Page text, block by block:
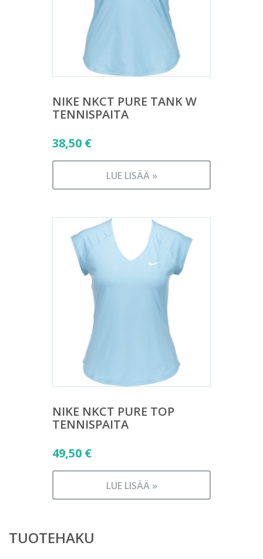
NIKE NKCT PURE TANK W
TENNISPAITA
38,50 €
LUE LISÄÄ »
NIKE NKCT PURE TOP
TENNISPAITA
49,50 €
LUE LISÄÄ »
TUOTEHAKU